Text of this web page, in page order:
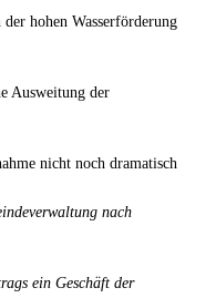
hohen Wasserförderung
Ausweitung der
nicht noch dramatisch
nach
ein Geschäft der